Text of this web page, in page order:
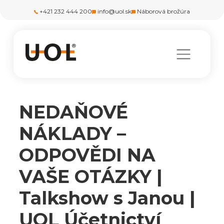
+421 232 444 200 info@uol.sk Náborová brožúra
NEDAŇOVÉ
NÁKLADY –
ODPOVĚDI NA
VAŠE OTÁZKY |
Talkshow s Janou |
UOL Účetnictví